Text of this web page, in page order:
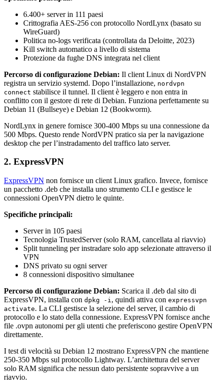
6.400+ server in 111 paesi
Crittografia AES-256 con protocollo NordLynx (basato su
WireGuard)
Politica no-logs verificata (controllata da Deloitte, 2023)
Kill switch automatico a livello di sistema
Protezione da fughe DNS integrata nel client
Percorso di configurazione Debian: Il client Linux di NordVPN
registra un servizio systemd. Dopo l’installazione, nordvpn
connect stabilisce il tunnel. Il client è leggero e non entra in
conflitto con il gestore di rete di Debian. Funziona perfettamente su
Debian 11 (Bullseye) e Debian 12 (Bookworm).
NordLynx in genere fornisce 300-400 Mbps su una connessione da
500 Mbps. Questo rende NordVPN pratico sia per la navigazione
desktop che per l’instradamento del traffico lato server.
2. ExpressVPN
ExpressVPN non fornisce un client Linux grafico. Invece, fornisce
un pacchetto .deb che installa uno strumento CLI e gestisce le
connessioni OpenVPN dietro le quinte.
Specifiche principali:
Server in 105 paesi
Tecnologia TrustedServer (solo RAM, cancellata al riavvio)
Split tunneling per instradare solo app selezionate attraverso il
VPN
DNS privato su ogni server
8 connessioni dispositivo simultanee
Percorso di configurazione Debian: Scarica il .deb dal sito di
ExpressVPN, installa con dpkg -i , quindi attiva con expressvpn
activate. La CLI gestisce la selezione del server, il cambio di
protocollo e lo stato della connessione. ExpressVPN fornisce anche
file .ovpn autonomi per gli utenti che preferiscono gestire OpenVPN
direttamente.
I test di velocità su Debian 12 mostrano ExpressVPN che mantiene
250-350 Mbps sul protocollo Lightway. L’architettura del server
solo RAM significa che nessun dato persistente sopravvive a un
riavvio.